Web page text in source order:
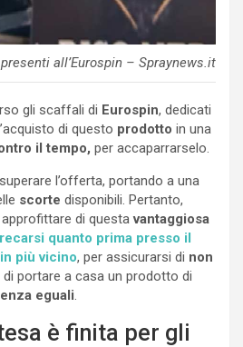
all’Eurospin – Spraynews.it
gli scaffali di Eurospin, dedicati
di questo prodotto in una
il tempo, per accaparrarselo.
l’offerta, portando a una
scorte disponibili. Pertanto,
di questavantaggiosa
recarsi quanto prima presso il
più vicino, per assicurarsi di non
di portare a casa un prodotto di
eguali.
è finita per gli